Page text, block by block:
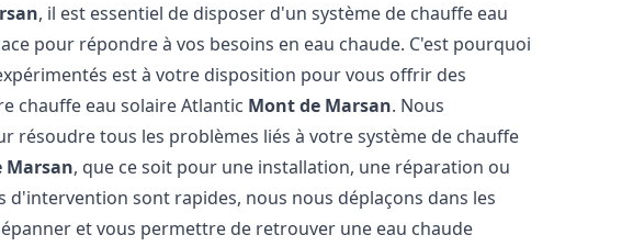
, il est essentiel de disposer d'un système de chauffe eau
pour répondre à vos besoins en eau chaude. C'est pourquoi
est à votre disposition pour vous offrir des
chauffe eau solaire Atlantic Mont de Marsan. Nous
résoudre tous les problèmes liés à votre système de chauffe
Marsan, que ce soit pour une installation, une réparation ou
d'intervention sont rapides, nous nous déplaçons dans les
et vous permettre de retrouver une eau chaude